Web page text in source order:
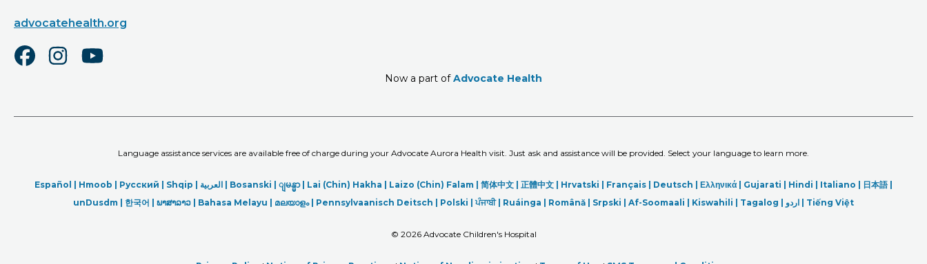
advocatehealth.org
Now a part ofAdvocate Health
Language assistance services are available free of charge during your Advocate Aurora Health visit. Just ask and assistance will be provided. Select your language to learn more.
Español | Hmoob Русский Shqip العربیة Bosanski ျမန္မာ| Lai (Chin) Hakha | Laizo (Chin) Falam | 简体中文 | 正體中文 | Hrvatski | Français | Deutsch Ελληνικά | Gujarati | Hindi Italiano 日本語|
unDusdm
한국어 ພາສາລາວ Bahasa Melayu | മലയാളം| Pennsylvaanisch Deitsch | Polski |ਪੰਜਾਬੀ| Ruáinga | Română | Srpski Af-Soomaali | Kiswahili | Tagalog اردو Tiếng Việt
© 2026 Advocate Children's Hospital